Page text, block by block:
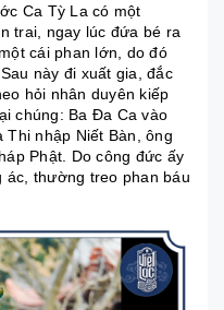
Ca Tỳ La có một
trai, ngay lúc đứa bé ra
cái phan lớn, do đó
này đi xuất gia, đắc
hỏi nhân duyên kiếp
chúng: Ba Đa Ca vào
Thi nhập Niết Bàn, ông
Phật. Do công đức ấy
ác, thường treo phan báu